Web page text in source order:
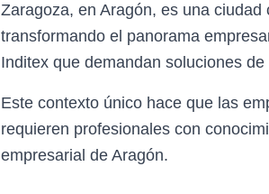
Zaragoza, en Aragón, es una
transformando el panorama
Inditex que demandan soluciones
Este contexto único hace que las
requieren profesionales con
empresarial de Aragón.